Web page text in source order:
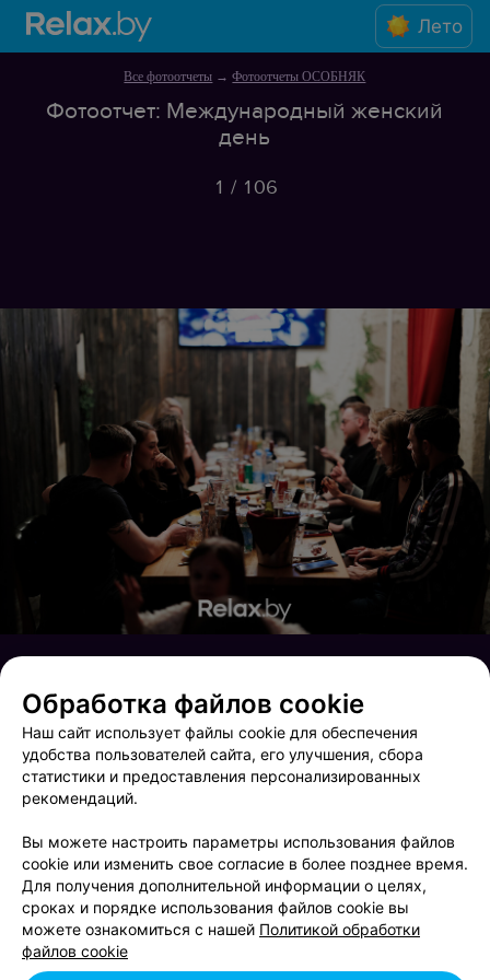
Лето
Все фотоотчеты →Фотоотчеты ОСОБНЯК
Фотоотчет: Международный женский
день
1 / 106
Thursday party Международный женский день
Обработка файлов cookie
Наш сайт использует файлы cookie для обеспечения
удобства пользователей сайта, его улучшения, сбора
статистики и предоставления персонализированных
рекомендаций.
Вы можете настроить параметры использования файлов
cookie или изменить свое согласие в более позднее время.
Для получения дополнительной информации о целях,
сроках и порядке использования файлов cookie вы
можете ознакомиться с нашей Политикой обработки
файлов cookie